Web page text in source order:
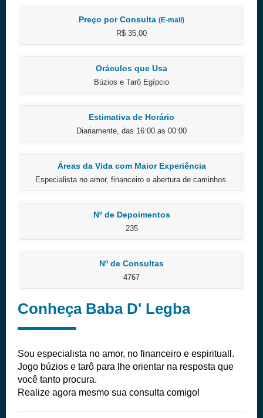
Preço por Consulta (E-mail)
R$ 35,00
Oráculos que Usa
Búzios e Tarô Egípcio
Estimativa de Horário
Diariamente, das 16:00 as 00:00
Áreas da Vida com Maior Experiência
Especialista no amor, financeiro e abertura de caminhos.
Nº de Depoimentos
235
Nº de Consultas
4767
Conheça Baba D' Legba
Sou especialista no amor, no financeiro e espirituall.
Jogo búzios e tarô para lhe orientar na resposta que
você tanto procura.
Realize agora mesmo sua consulta comigo!